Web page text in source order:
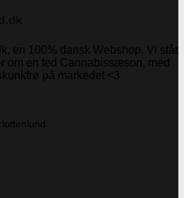
en 100% dansk Webshop. Vi står
om en fed Cannabissæson, med
på markedet <3